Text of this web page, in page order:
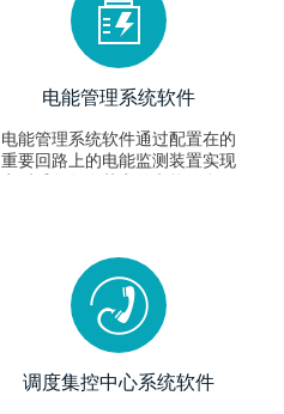
电能管理系统软件
电能管理系统软件通过配置在的
重要回路上的电能监测装置实现
的节电环节，从而达到科学管理
企业用电的目标。
调度集控中心系统软件